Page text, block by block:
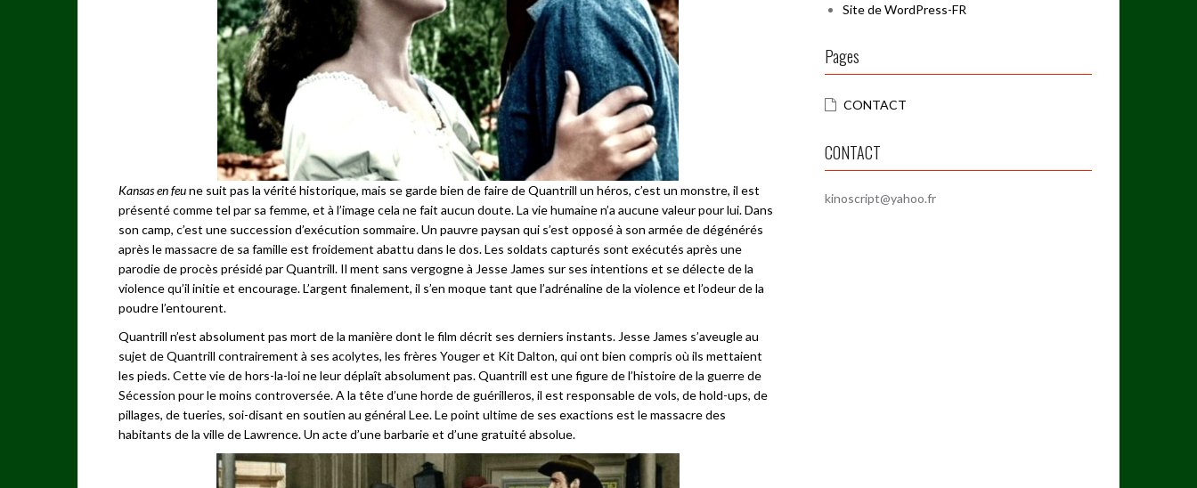
Kansas en feune suit pas la vérité historique, mais se garde bien de faire de Quantrill un héros, c’est un monstre, il est
présenté comme tel par sa femme, et à l’image cela ne fait aucun doute. La vie humaine n’a aucune valeur pour lui. Dans
son camp, c’est une succession d’exécution sommaire. Un pauvre paysan qui s’est opposé à son armée de dégénérés
après le massacre de sa famille est froidement abattu dans le dos. Les soldats capturés sont exécutés après une
parodie de procès présidé par Quantrill. Il ment sans vergogne à Jesse James sur ses intentions et se délecte de la
violence qu’il initie et encourage. L’argent finalement, il s’en moque tant que l’adrénaline de la violence et l’odeur de la
poudre l’entourent.
Quantrill n’est absolument pas mort de la manière dont le film décrit ses derniers instants. Jesse James s’aveugle au
sujet de Quantrill contrairement à ses acolytes, les frères Youger et Kit Dalton, qui ont bien compris où ils mettaient
les pieds. Cette vie de hors-la-loi ne leur déplaît absolument pas. Quantrill est une figure de l’histoire de la guerre de
Sécession pour le moins controversée. A la tête d’une horde de guérilleros, il est responsable de vols, de hold-ups, de
pillages, de tueries, soi-disant en soutien au général Lee. Le point ultime de ses exactions est le massacre des
habitants de la ville de Lawrence. Un acte d’une barbarie et d’une gratuité absolue.
Site de WordPress-FR
Pages
CONTACT
CONTACT
kinoscript@yahoo.fr